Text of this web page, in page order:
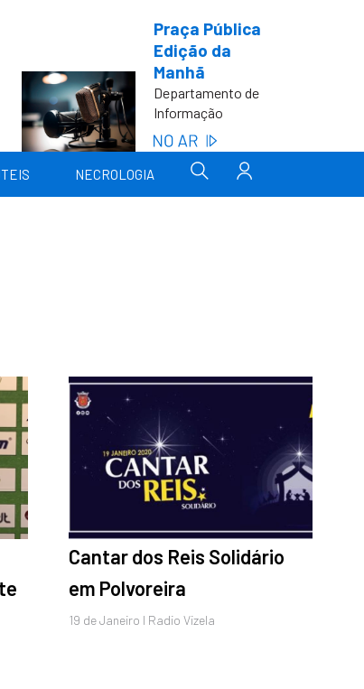
Praça Pública
Edição da
Manhã
Departamento de
Informação
NECROLOGIA
Cantar dos Reis Solidário
em Polvoreira
19 deJaneiro I Radio Vizela